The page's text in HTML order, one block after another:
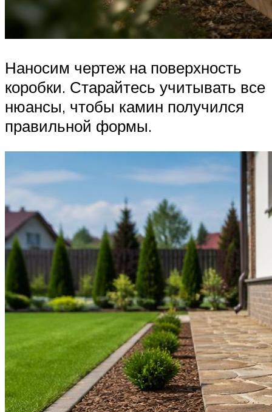
Наносим чертеж на поверхность
коробки. Старайтесь учитывать все
нюансы, чтобы камин получился
правильной формы.